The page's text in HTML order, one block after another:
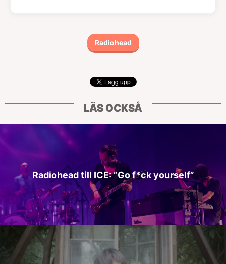
Radiohead
LÄS OCKSÅ
Radiohead till ICE: ”Go f*ck yourself”